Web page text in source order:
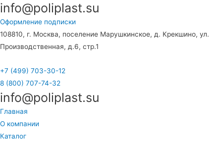
info@poliplast.su
Оформление подписки
108810, г. Москва, поселение Марушкинское, д. Крекшино, ул.
Производственная, д.6, стр.1
+7 (499) 703-30-12
8 (800) 707-74-32
info@poliplast.su
Главная
О компании
Каталог